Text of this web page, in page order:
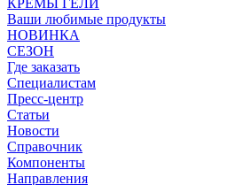
КРЕМЫ ГЕЛИ
Ваши любимые продукты
НОВИНКА
СЕЗОН
Где заказать
Специалистам
Пресс-центр
Статьи
Новости
Справочник
Компоненты
Направления